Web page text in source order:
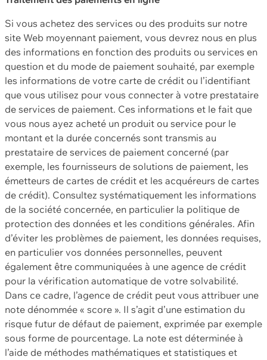
Si vous achetez des services ou des produits sur notre
site Web moyennant paiement, vous devrez nous en plus
des informations en fonction des produits ou services en
question et du mode de paiement souhaité, par exemple
les informations de votre carte de crédit ou l’identifiant
que vous utilisez pour vous connecter à votre prestataire
de services de paiement. Ces informations et le fait que
vous nous ayez acheté un produit ou service pour le
montant et la durée concernés sont transmis au
prestataire de services de paiement concerné (par
exemple, les fournisseurs de solutions de paiement, les
émetteurs de cartes de crédit et les acquéreurs de cartes
de crédit). Consultez systématiquement les informations
de la société concernée, en particulier la politique de
protection des données et les conditions générales. Afin
d’éviter les problèmes de paiement, les données requises,
en particulier vos données personnelles, peuvent
également être communiquées à une agence de crédit
pour la vérification automatique de votre solvabilité.
Dans ce cadre, l’agence de crédit peut vous attribuer une
note dénommée « score ». Il s’agit d’une estimation du
risque futur de défaut de paiement, exprimée par exemple
sous forme de pourcentage. La note est déterminée à
l’aide de méthodes mathématiques et statistiques et